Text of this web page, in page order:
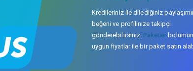
Kredileriniz ile dilediğiniz
beğeni ve profilinize takipçi
gönderebilirsiniz. Paketler
uygun fiyatlar ile bir paket satın